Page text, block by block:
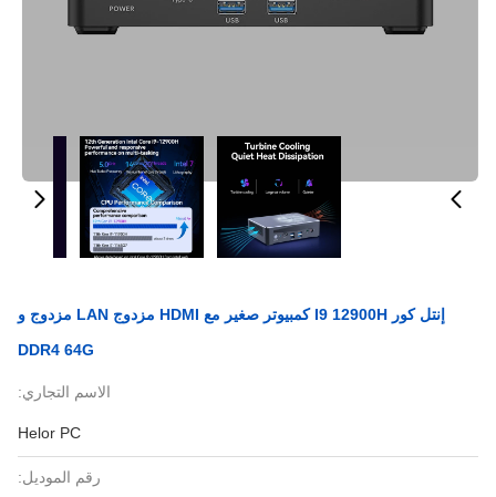
إنتل كور I9 12900H كمبيوتر صغير مع HDMI مزدوج LAN مزدوج و
DDR4 64G
الاسم التجاري:
Helor PC
رقم الموديل: